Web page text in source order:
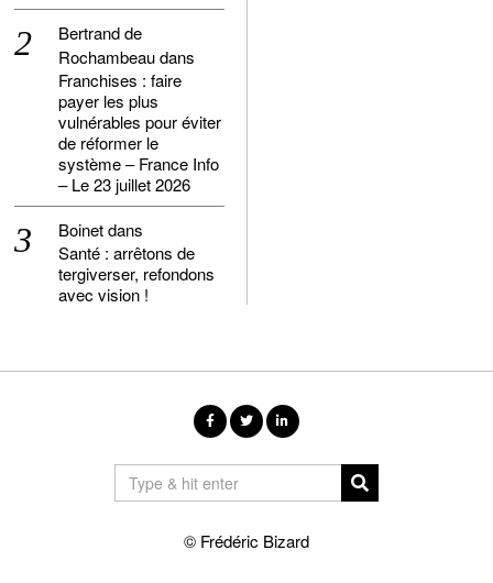
Bertrand de
Rochambeaudans
Franchises : faire
payer les plus
vulnérables pour éviter
de réformer le
système – France Info
– Le 23 juillet 2026
Boinetdans
Santé : arrêtons de
tergiverser, refondons
avec vision !
© Frédéric Bizard